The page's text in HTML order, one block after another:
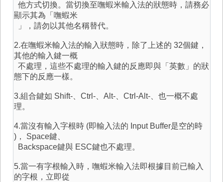
他方式切換。當切換至嘸蝦米輸入法的狀態時，請務必
顯示其為「嘸蝦米
」，請勿以其他名稱替代。
2.在嘸蝦米輸入法的輸入狀態時，除了上述的 32個鍵，
其他的輸入鍵一概
不處理，這些不處理的輸入鍵的反應即與「英數」的狀
態下的反應一樣。
3.組合鍵如 Shift-、Ctrl-、Alt-、Ctrl-Alt-、也一概不處
理。
4.當沒有輸入字根時 (即輸入法的 Input Buffer是空的時
)， Space鍵、
Backspace鍵與 ESC鍵也不處理。
5.當一有字根輸入時，嘸蝦米輸入法即根據目前已輸入
的字根，立即從